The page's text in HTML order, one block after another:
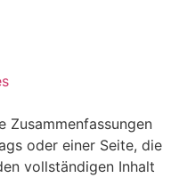
Zusammenfassungen
oder einer Seite, die
vollständigen Inhalt